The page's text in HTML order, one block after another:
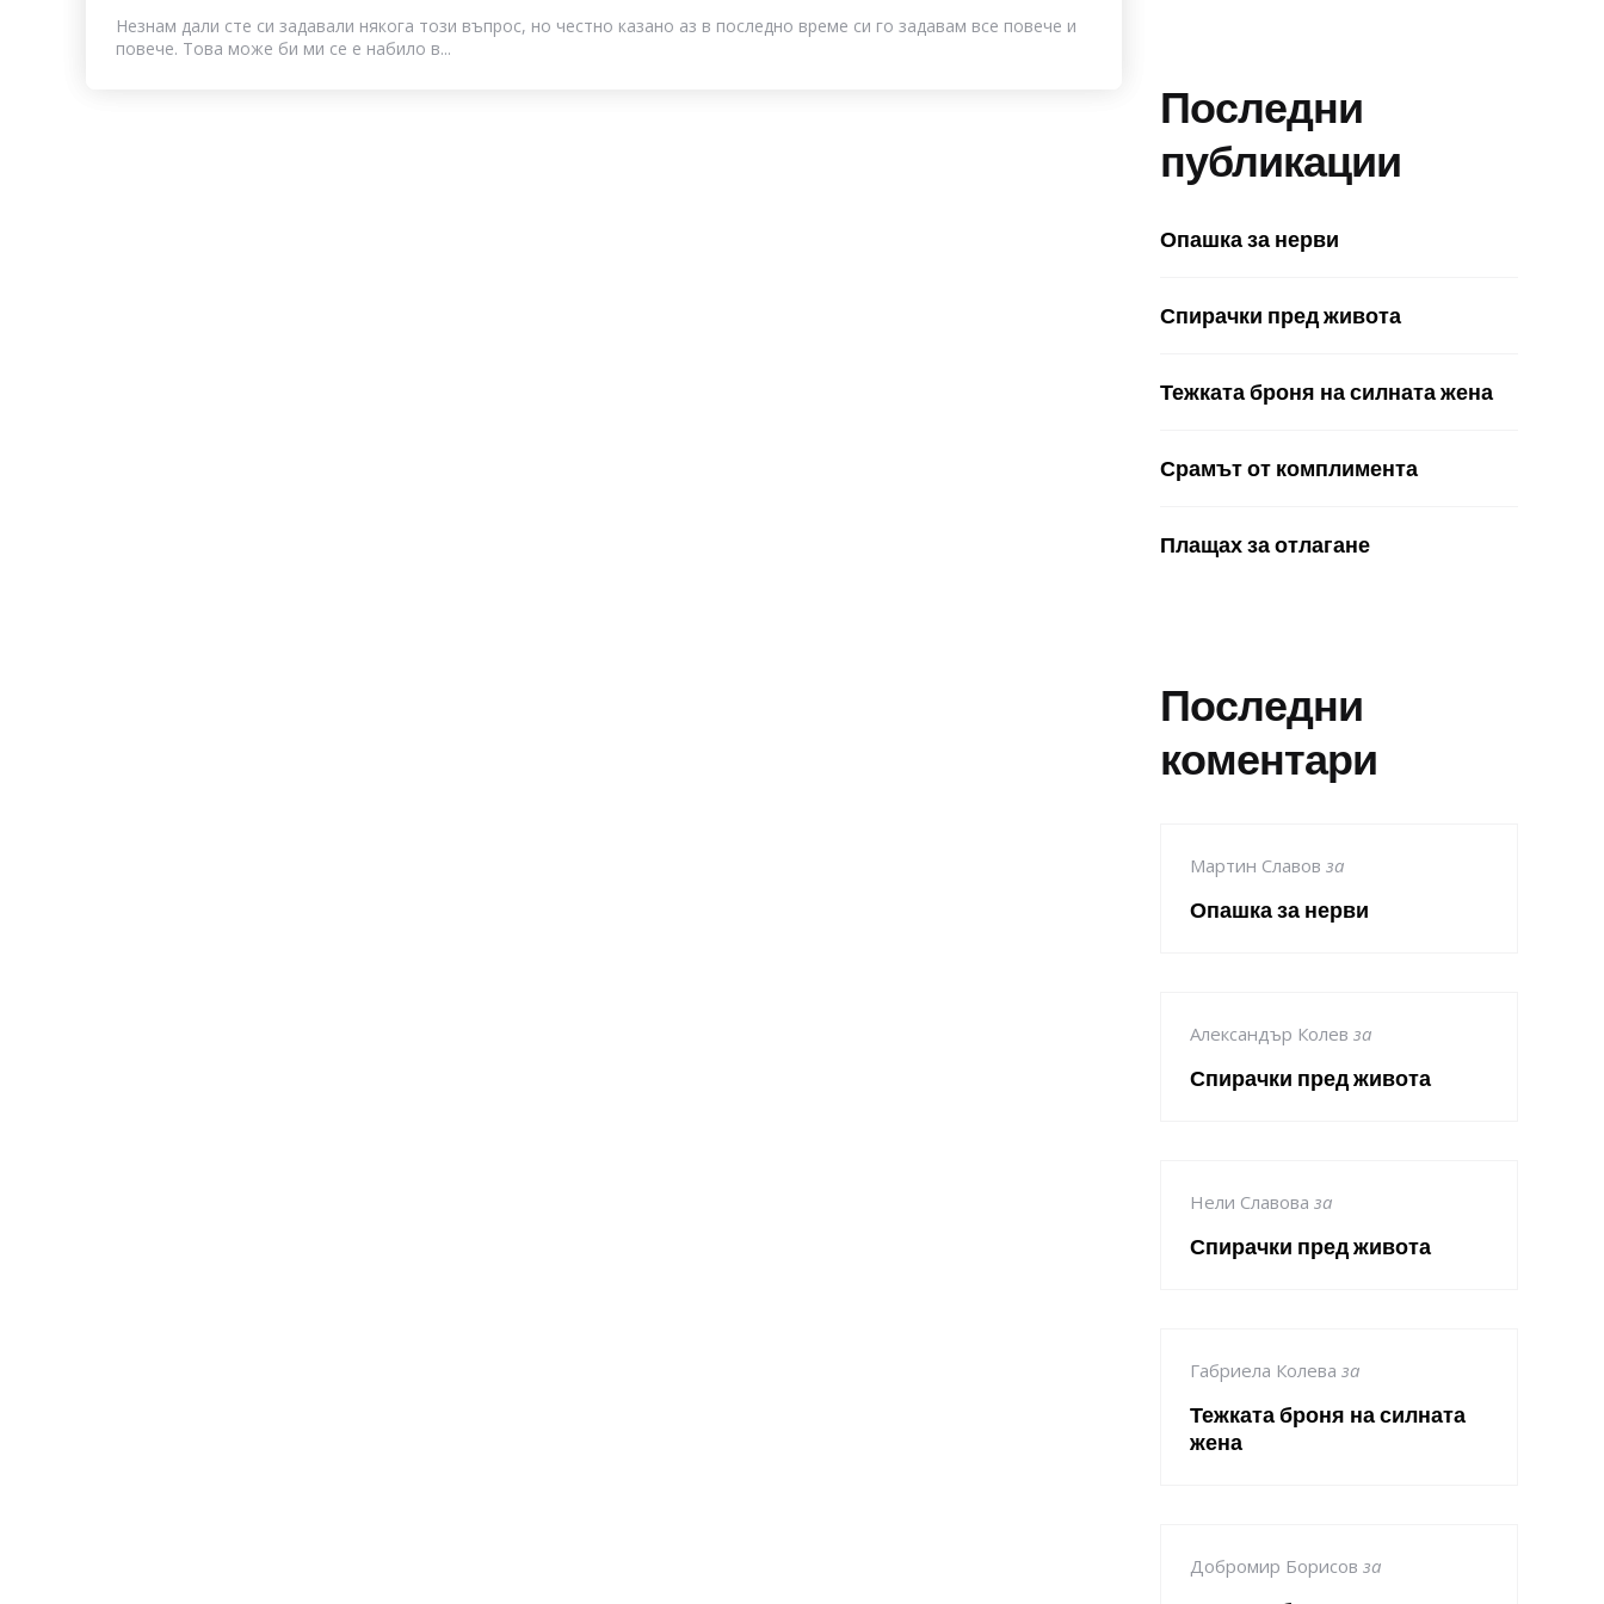
Незнам дали сте си задавали някога този въпрос, но честно казано аз в последно време си го задавам все повече и
повече. Това може би ми се е набило в...
Последни
публикации
Опашка за нерви
Спирачки пред живота
Тежката броня на силната жена
Срамът от комплимента
Плащах за отлагане
Последни
коментари
Мартин Славов за
Опашка за нерви
Александър Колев за
Спирачки пред живота
Нели Славова за
Спирачки пред живота
Габриела Колева за
Тежката броня на силната
жена
Добромир Борисов за